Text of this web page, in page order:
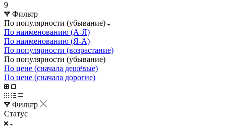
9
Фильтр
По популярности (убывание)
По наименованию (А-Я)
По наименованию (Я-А)
По популярности (возрастание)
По популярности (убывание)
По цене (сначала дешёвые)
По цене (сначала дорогие)
Фильтр
Статус